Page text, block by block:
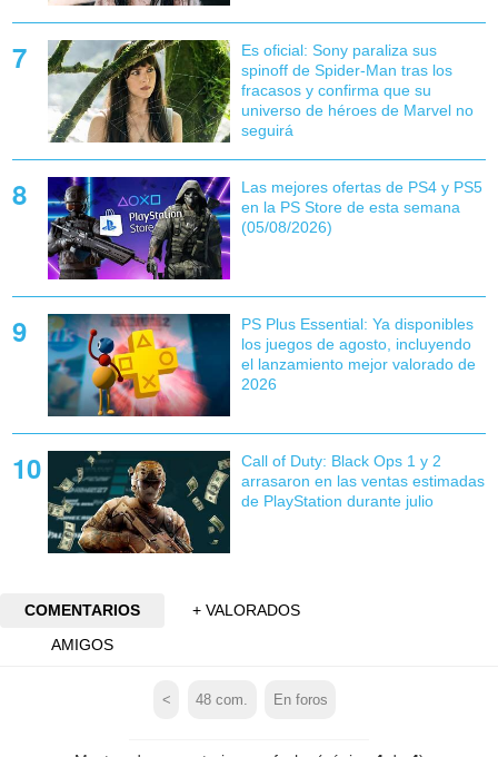
Es oficial: Sony paraliza sus
spinoff de Spider-Man tras los
fracasos y confirma que su
universo de héroes de Marvel no
seguirá
Las mejores ofertas de PS4 y PS5
en la PS Store de esta semana
(05/08/2026)
PS Plus Essential: Ya disponibles
los juegos de agosto, incluyendo
el lanzamiento mejor valorado de
2026
Call of Duty: Black Ops 1 y 2
arrasaron en las ventas estimadas
de PlayStation durante julio
COMENTARIOS
+ VALORADOS
AMIGOS
< 48 com. En foros